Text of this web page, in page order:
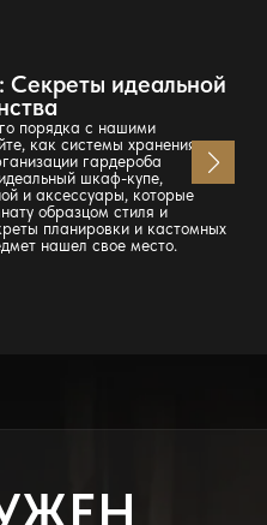
Секреты идеальной
порядка с нашими
как системы хранения
гардероба
шкаф-купе,
и аксессуары, которые
образцом стиля и
планировки и кастомных
нашел свое место.